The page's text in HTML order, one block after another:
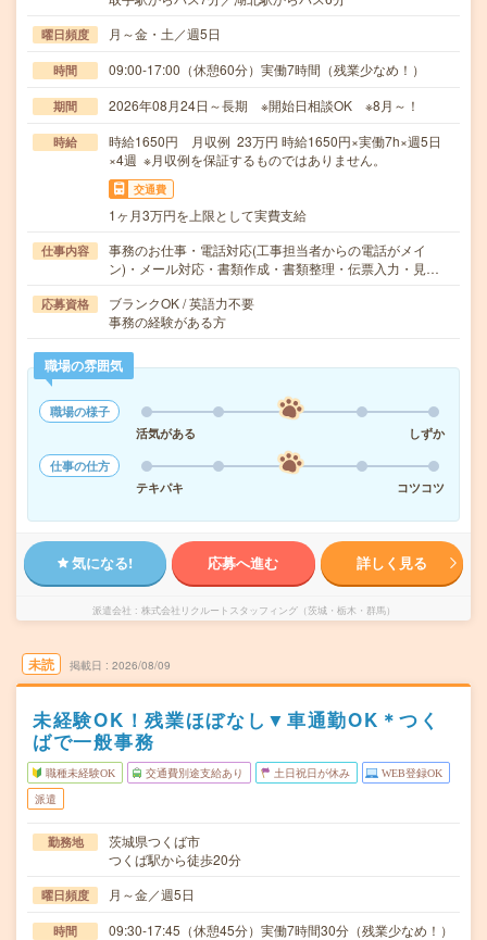
曜日頻度 月～金・土／週5日
時間 09:00-17:00（休憩60分）実働7時間（残業少なめ！）
期間 2026年08月24日～長期 ※開始日相談OK ※8月～！
時給
時給1650円 月収例 23万円 時給1650円×実働7h×週5日
×4週 ※月収例を保証するものではありません。
交通費
1ヶ月3万円を上限として実費支給
仕事内容
事務のお仕事・電話対応(工事担当者からの電話がメイ
ン)・メール対応・書類作成・書類整理・伝票入力・見…
応募資格
ブランクOK / 英語力不要
事務の経験がある方
職場の雰囲気
職場の様子
活気がある
しずか
仕事の仕方
テキパキ
コツコツ
気になる! 応募へ進む 詳しく見る
派遣会社 株式会社リクルートスタッフィング（茨城・栃木・群馬）
未読 掲載日 2026/08/09
未経験OK！残業ほぼなし▼車通勤OK＊つく
ばで一般事務
職種未経験OK 交通費別途支給あり 土日祝日が休み WEB登録OK
派遣
勤務地
茨城県つくば市
つくば駅から徒歩20分
曜日頻度 月～金／週5日
時間 09:30-17:45（休憩45分）実働7時間30分（残業少なめ！）